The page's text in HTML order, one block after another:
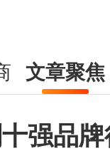
文章聚焦
强品